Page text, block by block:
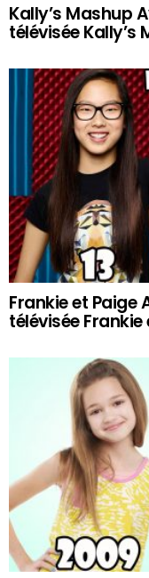
Kally’s Mashup
télévisée Kally’s
Frankie et Paige
télévisée